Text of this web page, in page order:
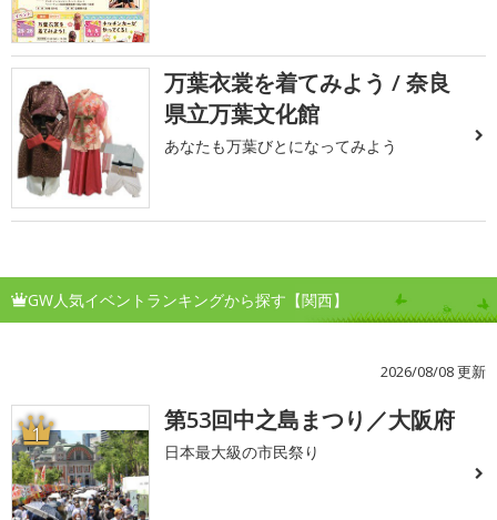
万葉衣裳を着てみよう / 奈良
県立万葉文化館
あなたも万葉びとになってみよう
GW人気イベントランキングから探す【関西】
2026/08/08 更新
1 第53回中之島まつり／大阪府
日本最大級の市民祭り